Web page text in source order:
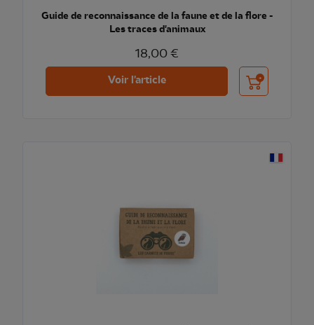
Guide de reconnaissance de la faune et de la flore -
Les traces d'animaux
18,00 €
Voir l'article Ajouter au